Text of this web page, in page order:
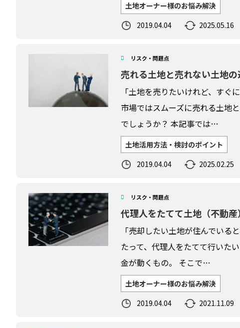
土地オーナー様のお悩み解決
2019.04.04
2025.05.16
リスク・問題点
売れる土地と売れない土地
「土地を売りたいけれど、すぐ
市場ではスムーズに売れる土地
でしょうか？ 本記事では…
土地活用方法・検討のポイント
2019.04.04
2025.02.25
リスク・問題点
代理人をたてて土地（不動
「売却したい土地が住んでい
たって、代理人をたてて行いた
金が動くもの。 そこで…
土地オーナー様のお悩み解決
2019.04.04
2021.11.09